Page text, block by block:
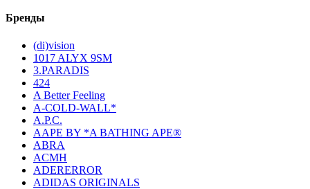
Бренды
(di)vision
1017 ALYX 9SM
3.PARADIS
424
A Better Feeling
A-COLD-WALL*
A.P.C.
AAPE BY *A BATHING APE®
ABRA
ACMH
ADERERROR
ADIDAS ORIGINALS